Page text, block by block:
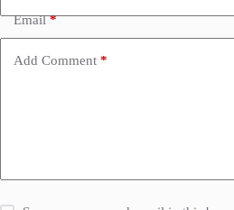
Email*
Add Comment *